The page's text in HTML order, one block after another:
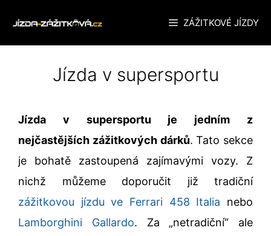
ZÁŽITKOVÉ JÍZDY
Jízda v supersportu
Jízda v supersportu je jedním z
nejčastějších zážitkových dárků. Tato sekce
je bohatě zastoupená zajímavými vozy. Z
nichž můžeme doporučit již tradiční
zážitkovou jízdu ve Ferrari 458 Italia nebo
Lamborghini Gallardo. Za „netradiční“ ale